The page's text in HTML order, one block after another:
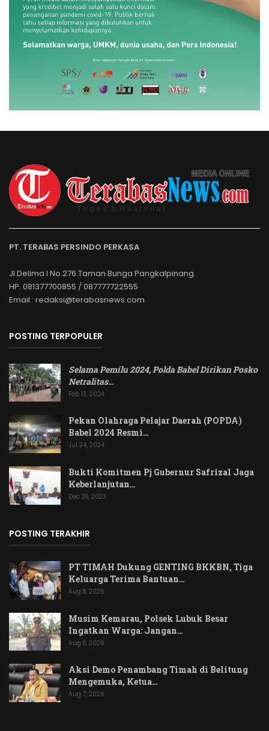
PT. TERABAS PERSINDO PERKASA
Jl.Delima I No.276.Taman Bunga Pangkalpinang.
HP. 081377700855 / 087777722555
Email : redaksi@terabasnews.com
POSTING TERPOPULER
Selama Pemilu 2024, Polda Babel Dirikan Posko
Netralitas…
Feb 13, 2024
Pekan Olahraga Pelajar Daerah (POPDA)
Babel 2024 Resmi…
Jul 24, 2024
Bukti Komitmen Pj Gubernur Safrizal Jaga
Keberlanjutan…
Dec 28, 2023
POSTING TERAKHIR
PT TIMAH Dukung GENTING BKKBN, Tiga
Keluarga Terima Bantuan…
Aug 8, 2026
Musim Kemarau, Polsek Lubuk Besar
Ingatkan Warga: Jangan…
Aug 8, 2026
Aksi Demo Penambang Timah di Belitung
Mengemuka, Ketua…
Aug 7, 2026